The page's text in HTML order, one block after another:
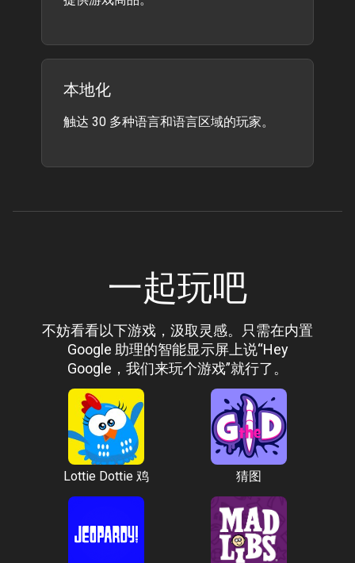
本地化
触达 30 多种语言和语言区域的玩家。
一起玩吧
不妨看看以下游戏，汲取灵感。只需在内置
Google 助理的智能显示屏上说“Hey
Google，我们来玩个游戏”就行了。
Lottie Dottie 鸡 猜图